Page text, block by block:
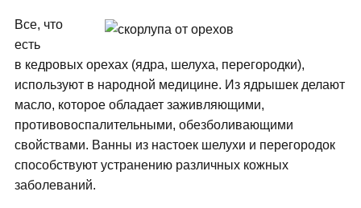
Все, что
есть
в кедровых орехах (ядра, шелуха, перегородки),
используют в народной медицине. Из ядрышек делают
масло, которое обладает заживляющими,
противовоспалительными, обезболивающими
свойствами. Ванны из настоек шелухи и перегородок
способствуют устранению различных кожных
заболеваний.